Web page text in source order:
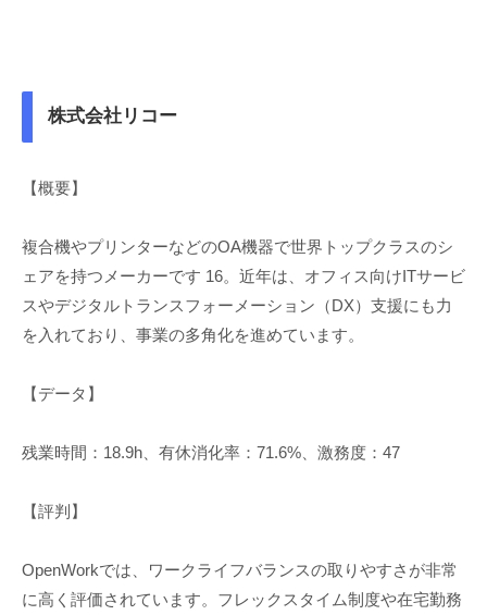
株式会社リコー
【概要】
複合機やプリンターなどのOA機器で世界トップクラスのシ
ェアを持つメーカーです 16。近年は、オフィス向けITサービ
スやデジタルトランスフォーメーション（DX）支援にも力
を入れており、事業の多角化を進めています。
【データ】
残業時間：18.9h、有休消化率：71.6%、激務度：47
【評判】
OpenWorkでは、ワークライフバランスの取りやすさが非常
に高く評価されています。フレックスタイム制度や在宅勤務